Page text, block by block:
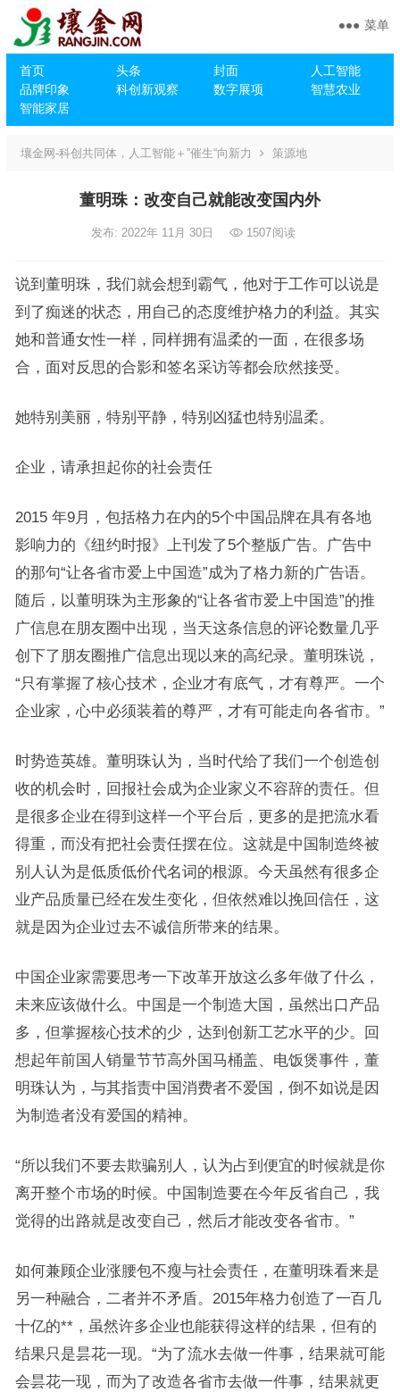
首页 头条 封面
人工智能
品牌印象
科创新观察 数字展项
智慧农业
智能家居
菜单
壤金网-科创共同体，人工智能＋”催生“向新力 策源地
董明珠：改变自己就能改变国内外
发布: 2022年 11月 30日 1507阅读
说到董明珠，我们就会想到霸气，他对于工作可以说是
到了痴迷的状态，用自己的态度维护格力的利益。其实
她和普通女性一样，同样拥有温柔的一面，在很多场
合，面对反思的合影和签名采访等都会欣然接受。
她特别美丽，特别平静，特别凶猛也特别温柔。
企业，请承担起你的社会责任
2015 年9月，包括格力在内的5个中国品牌在具有各地
影响力的《纽约时报》上刊发了5个整版广告。广告中
的那句“让各省市爱上中国造”成为了格力新的广告语。
随后，以董明珠为主形象的“让各省市爱上中国造”的推
广信息在朋友圈中出现，当天这条信息的评论数量几乎
创下了朋友圈推广信息出现以来的高纪录。董明珠说，
“只有掌握了核心技术，企业才有底气，才有尊严。一个
企业家，心中必须装着的尊严，才有可能走向各省市。”
时势造英雄。董明珠认为，当时代给了我们一个创造创
收的机会时，回报社会成为企业家义不容辞的责任。但
是很多企业在得到这样一个平台后，更多的是把流水看
得重，而没有把社会责任摆在位。这就是中国制造终被
别人认为是低质低价代名词的根源。今天虽然有很多企
业产品质量已经在发生变化，但依然难以挽回信任，这
就是因为企业过去不诚信所带来的结果。
中国企业家需要思考一下改革开放这么多年做了什么，
未来应该做什么。中国是一个制造大国，虽然出口产品
多，但掌握核心技术的少，达到创新工艺水平的少。回
想起年前国人销量节节高外国马桶盖、电饭煲事件，董
明珠认为，与其指责中国消费者不爱国，倒不如说是因
为制造者没有爱国的精神。
“所以我们不要去欺骗别人，认为占到便宜的时候就是你
离开整个市场的时候。中国制造要在今年反省自己，我
觉得的出路就是改变自己，然后才能改变各省市。”
如何兼顾企业涨腰包不瘦与社会责任，在董明珠看来是
另一种融合，二者并不矛盾。2015年格力创造了一百几
十亿的**，虽然许多企业也能获得这样的结果，但有的
结果只是昙花一现。“为了流水去做一件事，结果就可能
会昙花一现，而为了改造各省市去做一件事，结果就更